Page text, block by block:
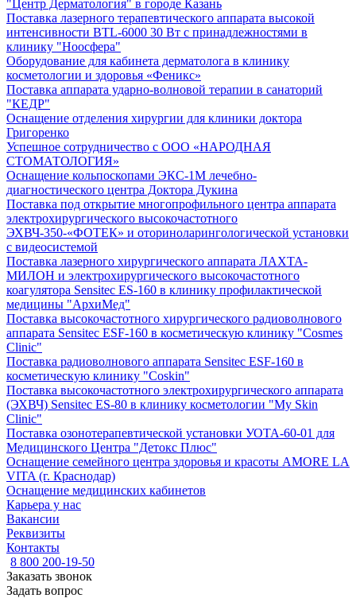
"Центр Дерматология" в городе Казань
Поставка лазерного терапевтического аппарата высокой
интенсивности BTL-6000 30 Вт с принадлежностями в
клинику "Ноосфера"
Оборудование для кабинета дерматолога в клинику
косметологии и здоровья «Феникс»
Поставка аппарата ударно-волновой терапии в санаторий
"КЕДР"
Оснащение отделения хирургии для клиники доктора
Григоренко
Успешное сотрудничество с ООО «НАРОДНАЯ
СТОМАТОЛОГИЯ»
Оснащение кольпоскопами ЭКС-1М лечебно-
диагностического центра Доктора Дукина
Поставка под открытие многопрофильного центра аппарата
электрохирургического высокочастотного
ЭХВЧ-350-«ФОТЕК» и оториноларингологической установки
с видеосистемой
Поставка лазерного хирургического аппарата ЛАХТА-
МИЛОН и электрохирургического высокочастотного
коагулятора Sensitec ES-160 в клинику профилактической
медицины "АрхиМед"
Поставка высокочастотного хирургического радиоволнового
аппарата Sensitec ESF-160 в косметическую клинику "Cosmes
Clinic"
Поставка радиоволнового аппарата Sensitec ESF-160 в
косметическую клинику "Coskin"
Поставка высокочастотного электрохирургического аппарата
(ЭХВЧ) Sensitec ES-80 в клинику косметологии "My Skin
Clinic"
Поставка озонотерапевтической установки УОТА-60-01 для
Медицинского Центра "Детокс Плюс"
Оснащение семейного центра здоровья и красоты AMORE LA
VITA (г. Краснодар)
Оснащение медицинских кабинетов
Карьера у нас
Вакансии
Реквизиты
Контакты
8 800 200-19-50
Заказать звонок
Задать вопрос